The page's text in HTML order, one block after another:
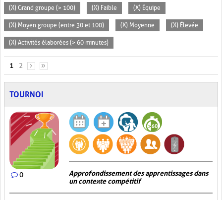
(X) Grand groupe (> 100) (X) Faible (X) Équipe
(X) Moyen groupe (entre 30 et 100) (X) Moyenne (X) Élevée
(X) Activités élaborées (> 60 minutes)
PAGES
1 2 › »
TOURNOI
0
Approfondissement des apprentissages dans
un contexte compétitif